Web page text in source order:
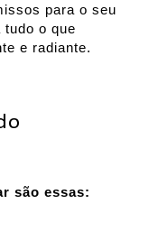
para o seu
tudo o que
e radiante.
são essas: